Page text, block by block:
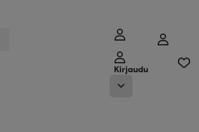
Kirjaudu